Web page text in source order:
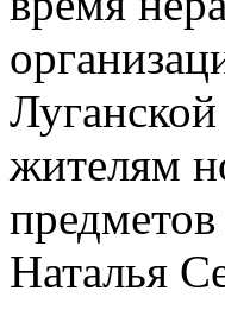
жителям
Наталья